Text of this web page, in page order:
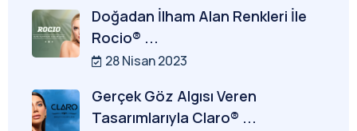
Doğadan İlham Alan Renkleri İle
Rocio® ...
28 Nisan 2023
Gerçek Göz Algısı Veren
Tasarımlarıyla Claro® ...